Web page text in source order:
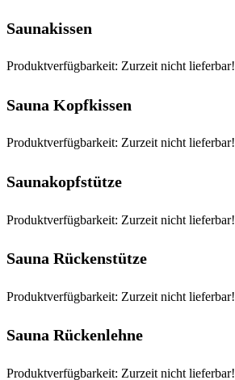
Saunakissen
Produktverfügbarkeit: Zurzeit nicht lieferbar!
Sauna Kopfkissen
Produktverfügbarkeit: Zurzeit nicht lieferbar!
Saunakopfstütze
Produktverfügbarkeit: Zurzeit nicht lieferbar!
Sauna Rückenstütze
Produktverfügbarkeit: Zurzeit nicht lieferbar!
Sauna Rückenlehne
Produktverfügbarkeit: Zurzeit nicht lieferbar!